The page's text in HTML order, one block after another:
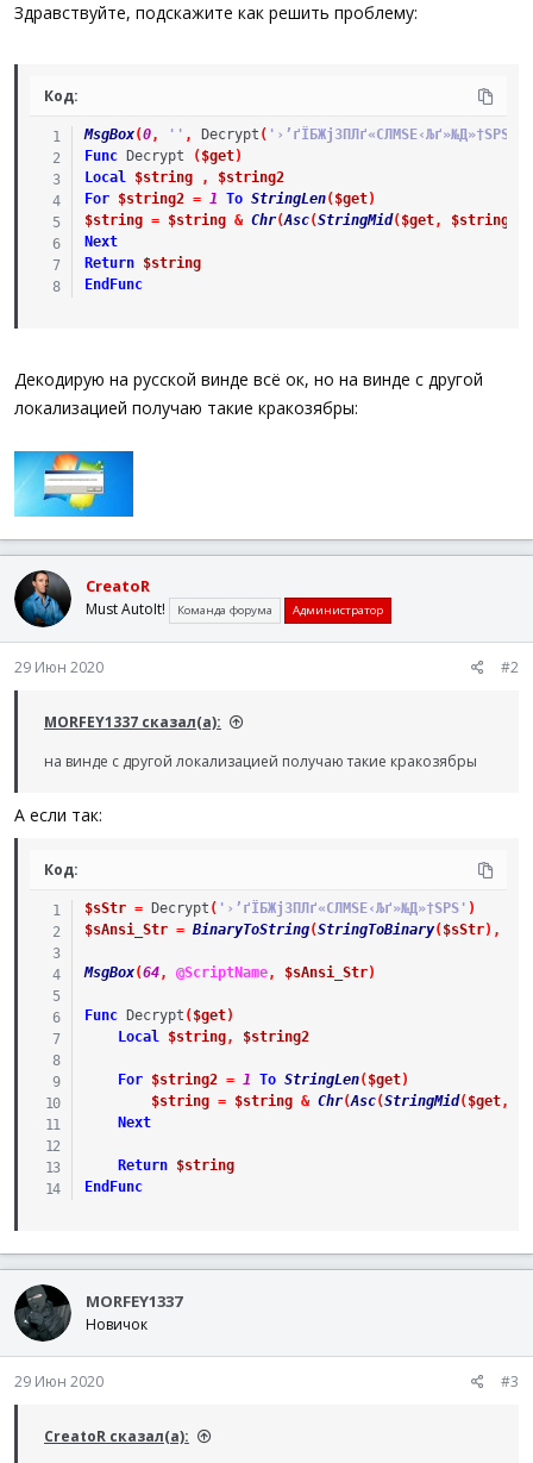
а
Здравствуйте, подскажите как решить проблему:
Код:
MsgBox(0, '' , Decrypt ( '›’ґЇБЖјЗПЛґ«СЛМЅЕ‹Љґ»№Д»†ЅРЅ'
Func
Decrypt ( $get)
Local
$string ,
$string2
For
$string2 = 1 To StringLen( $get)
$string = $string & Chr(Asc(StringMid( $get, $string2
Next
Return
$string
EndFunc
Декодирую на русской винде всё ок, но на винде с другой
локализацией получаю такие кракозябры:
CreatoR
Must AutoIt! Команда форума Администратор
29 Июн 2020 #2
MORFEY1337 сказал(а):
на винде с другой локализацией получаю такие кракозябры
А если так:
Код:
$sStr = Decrypt ( '›’ґЇБЖјЗПЛґ«СЛМЅЕ‹Љґ»№Д»†ЅРЅ' )
$sAnsi_Str = BinaryToString(StringToBinary( $sStr) ,
MsgBox(64, @ScriptName, $sAnsi_Str)
Func Decrypt ( $get)
Local
$string, $string2
For $string2 = 1 To StringLen( $get)
$string = $string & Chr(Asc(StringMid( $get,
Next
Return
$string
EndFunc
MORFEY1337
Новичок
29 Июн 2020 #3
CreatoR сказал(а):